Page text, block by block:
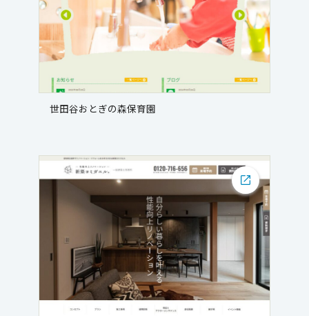
世田谷おとぎの森保育園